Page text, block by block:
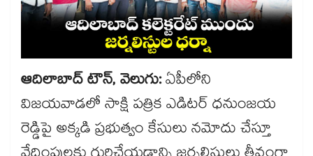
ఆదిలాబాద్ ​టౌన్, వెలుగు:ఏపీలోని
విజయవాడలో సాక్షి పత్రిక ఎడిటర్ ధనుంజయ
రెడ్డిపై అక్కడి ప్రభుత్వం కేసులు నమోదు చేస్తూ